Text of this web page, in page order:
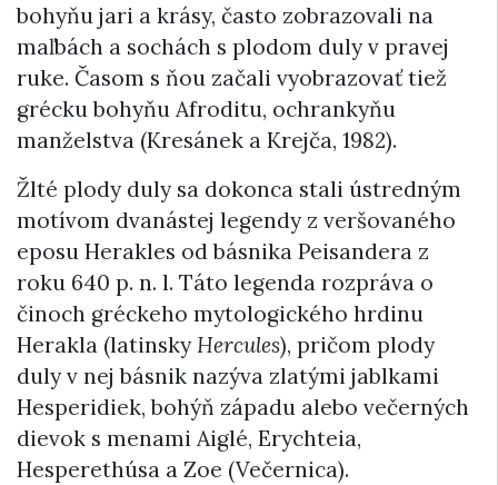
bohyňu jari a krásy, často zobrazovali na
maľbách a sochách s plodom duly v pravej
ruke. Časom s ňou začali vyobrazovať tiež
grécku bohyňu Afroditu, ochrankyňu
manželstva (Kresánek a Krejča, 1982).
Žlté plody duly sa dokonca stali ústredným
motívom dvanástej legendy z veršovaného
eposu Herakles od básnika Peisandera z
roku 640 p. n. l. Táto legenda rozpráva o
činoch gréckeho mytologického hrdinu
Herakla (latinskyHercules), pričom plody
duly v nej básnik nazýva zlatými jablkami
Hesperidiek, bohýň západu alebo večerných
dievok s menami Aiglé, Erychteia,
Hesperethúsa a Zoe (Večernica).